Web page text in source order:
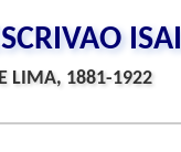
LIMA, 1881-1922